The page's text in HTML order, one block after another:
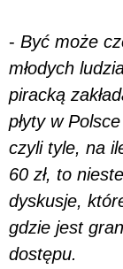
- Być może
młodych
piracką
płyty w
czyli tyle, na
60 zł, to
dyskusje,
gdzie jest
dostępu.